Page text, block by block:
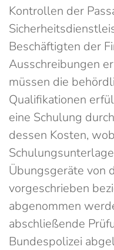
Kontrollen der
Beschäftigten der
Ausschreibungen
müssen die
Qualifikationen
eine Schulung
dessen Kosten,
Übungsgeräte von
vorgeschrieben
abgenommen
abschließende
Bundespolizei